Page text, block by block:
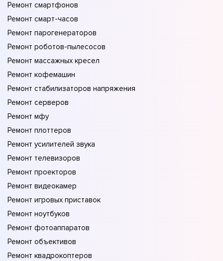
Ремонт смартфонов
Ремонт смарт-часов
Ремонт парогенераторов
Ремонт роботов-пылесосов
Ремонт массажных кресел
Ремонт кофемашин
Ремонт стабилизаторов напряжения
Ремонт серверов
Ремонт мфу
Ремонт плоттеров
Ремонт усилителей звука
Ремонт телевизоров
Ремонт проекторов
Ремонт видеокамер
Ремонт игровых приставок
Ремонт ноутбуков
Ремонт фотоаппаратов
Ремонт объективов
Ремонт квадрокоптеров